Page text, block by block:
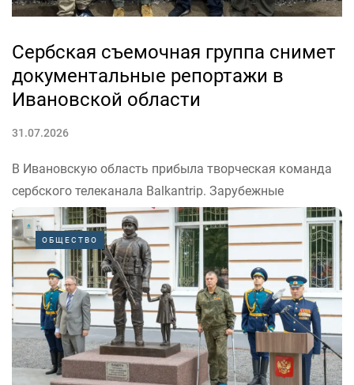
Сербская съемочная группа снимет
документальные репортажи в
Ивановской области
31.07.2026
В Ивановскую область прибыла творческая команда
сербского телеканала Balkantrip. Зарубежные
журналисты по итогам экспедиции выпустят серию
документальных репортажей.
Возглавляет делегацию известный тележурналист
Саша Чубрович. Вместе со своей командой он создает
проекты, раскрывающие культурные и исторические
связи между Сербией и странами Восточной...
ОБЩЕСТВО